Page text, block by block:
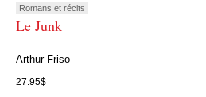
Romans et récits
Le Junk
Arthur Friso
27.95$